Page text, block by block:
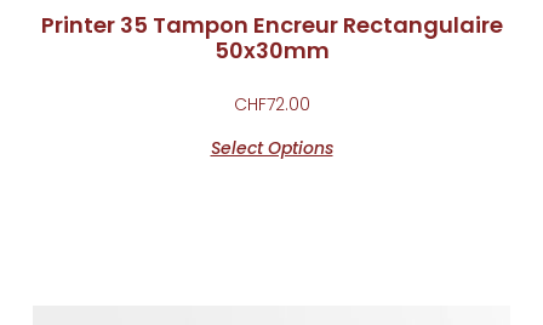
Printer 35 Tampon Encreur Rectangulaire
50x30mm
CHF72.00
Select Options